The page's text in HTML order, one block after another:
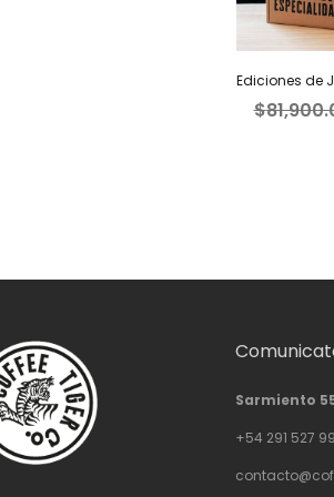
$
Sarmiento
+54 291 527